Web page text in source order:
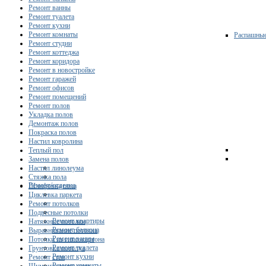
Ремонт/отделка
Ремонт квартиры
Ремонт балкона
Ремонт ванны
Ремонт туалета
Ремонт кухни
Ремонт ванны
Ремонт туалета
Ремонт кухни
Ремонт комнаты
Ремонт студии
Ремонт коттеджа
Ремонт коридора
Ремонт в новостройке
Ремонт гаражей
Ремонт офисов
Ремонт помещений
Ремонт полов
Укладка полов
Демонтаж полов
Покраска полов
Настил ковролина
Теплый пол
Замена полов
Настил линолеума
Стяжка пола
Шлифовка пола
Циклевка паркета
Ремонт потолков
Подвесные потолки
Натяжные потолки
Выравнивание потолка
Потолки из гипсокартона
Грунтовка потолка
Ремонт стен